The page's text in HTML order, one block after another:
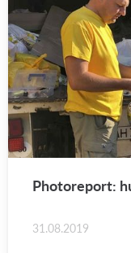
Pho­tore­port:
31.08.2019